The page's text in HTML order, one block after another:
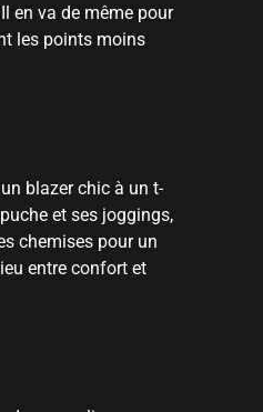
en va de même pour
les points moins
blazer chic à un t-
et ses joggings,
chemises pour un
entre confort et